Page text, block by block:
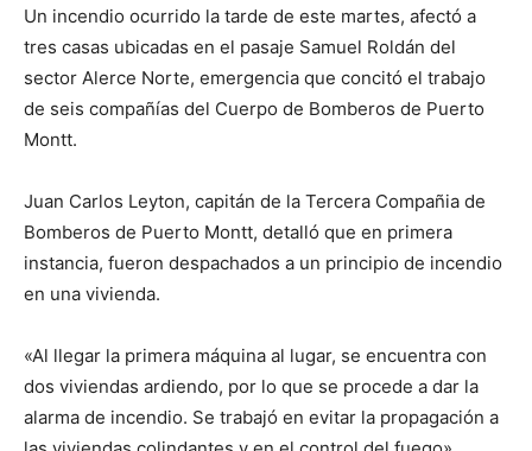
Un incendio ocurrido la tarde de este martes, afectó a
tres casas ubicadas en el pasaje Samuel Roldán del
sector Alerce Norte, emergencia que concitó el trabajo
de seis compañías del Cuerpo de Bomberos de Puerto
Montt.
Juan Carlos Leyton, capitán de la Tercera Compañia de
Bomberos de Puerto Montt, detalló que en primera
instancia, fueron despachados a un principio de incendio
en una vivienda.
«Al llegar la primera máquina al lugar, se encuentra con
dos viviendas ardiendo, por lo que se procede a dar la
alarma de incendio. Se trabajó en evitar la propagación a